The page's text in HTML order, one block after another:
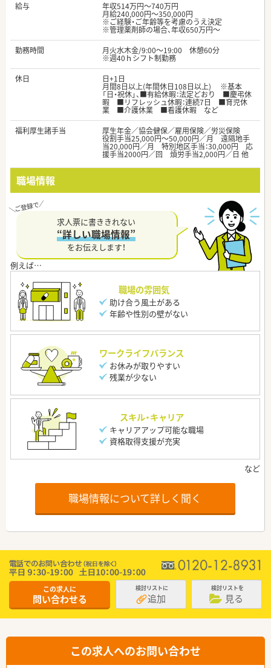
給与
年収514万円～740万円
月給240,000円～350,000円
※ご経験・ご年齢等を考慮のうえ決定
※管理薬剤師の場合、年収650万円～
勤務時間
月火水木金/9:00～19:00 休憩60分
※週40ｈシフト制勤務
休日
日+1日
月間8日以上(年間休日108日以上) ※基本
「日・祝休」、■有給休暇：法定どおり ■慶弔休
暇 ■リフレッシュ休暇：連続7日 ■育児休
業 ■介護休業 ■看護休暇 など
福利厚生諸手当
厚生年金／協会健保／雇用保険／労災保険
役割手当25,000円～50,000円／月 遠隔地手
当20,000円／月 特別地区手当：30,000円 応
援手当2000円／回 煩労手当2,000円／日 他
職場情報
求人票に書ききれない
“詳しい職場情報”
をお伝えします！
職場の雰囲気
助け合う風土がある
年齢や性別の壁がない
ワークライフバランス
お休みが取りやすい
残業が少ない
スキル・キャリア
キャリアアップ可能な職場
資格取得支援が充実
職場情報について詳しく聞く
この求人に
問い合わせる
検討リストに
追加
検討リストを
見る
この求人へのお問い合わせ